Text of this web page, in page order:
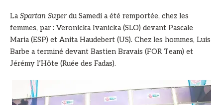
LaSpartan Superdu Samedi a été remportée, chez les
femmes, par : Veronicka Ivanicka (SLO) devant Pascale
Maria (ESP) et Anita Haudebert (US). Chez les hommes, Luis
Barbe a terminé devant Bastien Bravais (FOR Team) et
Jérémy l’Hôte (Ruée des Fadas).